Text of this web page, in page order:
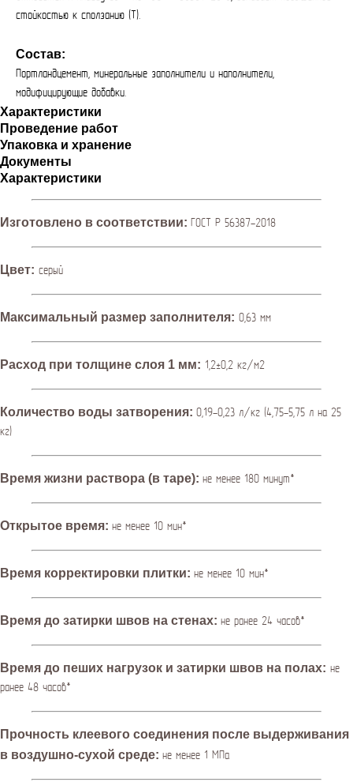
стойкостью к сползанию (T).
Состав:
Портландцемент, минеральные заполнители и наполнители,
модифицирующие добавки.
Характеристики
Проведение работ
Упаковка и хранение
Документы
Характеристики
Изготовлено в соответствии: ГОСТ Р 56387-2018
Цвет: серый
Максимальный размер заполнителя: 0,63 мм
Расход при толщине слоя 1 мм: 1,2±0,2 кг/м2
Количество воды затворения: 0,19-0,23 л/кг (4,75-5,75 л на 25
кг)
Время жизни раствора (в таре): не менее 180 минут*
Открытое время: не менее 10 мин*
Время корректировки плитки: не менее 10 мин*
Время до затирки швов на стенах: не ранее 24 часов*
Время до пеших нагрузок и затирки швов на полах: не
ранее 48 часов*
Прочность клеевого соединения после выдерживания
в воздушно-сухой среде: не менее 1 МПа